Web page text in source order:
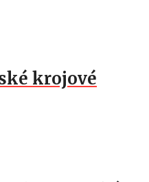
krojové